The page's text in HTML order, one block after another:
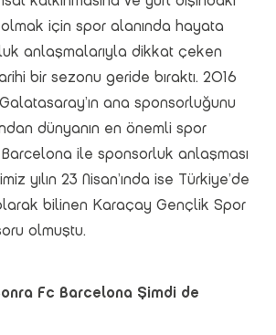
olmak için spor alanında hayata
anlaşmalarıyla dikkat çeken
bir sezonu geride bıraktı. 2016
ana sponsorluğunu
dünyanın en önemli spor
ile sponsorluk anlaşması
yılın 23 Nisan’ında ise Türkiye’de
olarak bilinen Karaçay Gençlik Spor
olmuştu.
Fc Barcelona Şimdi de